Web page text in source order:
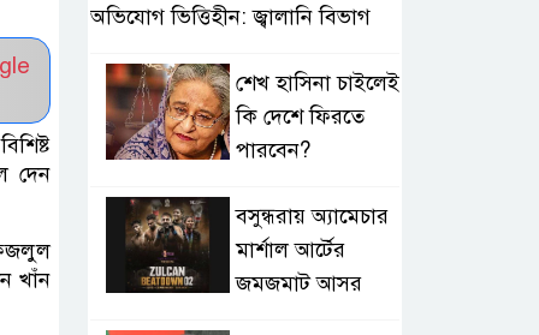
দেন
ফজলুল
খাঁন
অভিযোগ ভিত্তিহীন: জ্বালানি বিভাগ
শেখ হাসিনা চাইলেই
কি দেশে ফিরতে
পারবেন?
বসুন্ধরায় অ্যামেচার
মার্শাল আর্টের
জমজমাট আসর